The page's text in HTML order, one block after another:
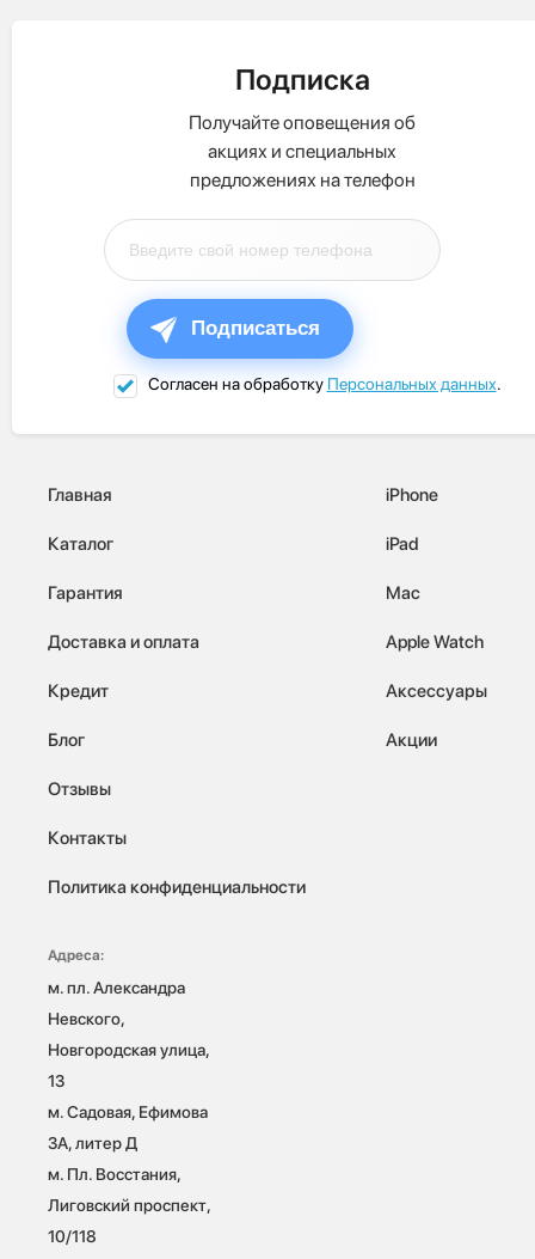
Подписка
Получайте оповещения об
акциях и специальных
предложениях на телефон
Подписаться
Согласен на обработку Персональных данных.
Главная
Каталог
Гарантия
Доставка и оплата
Кредит
Блог
Отзывы
Контакты
Политика конфиденциальности
iPhone
iPad
Mac
Apple Watch
Аксессуары
Акции
Адреса:
м. пл. Александра
Невского,
Новгородская улица,
13
м. Садовая, Ефимова
3А, литер Д
м. Пл. Восстания,
Лиговский проспект,
10/118